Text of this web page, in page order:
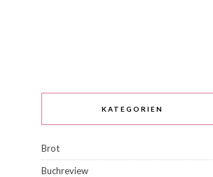
KATEGORIEN
Brot
Buchreview